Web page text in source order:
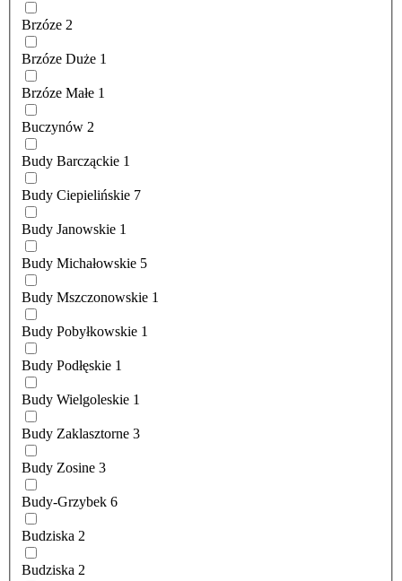
Brzóze 2
Brzóze Duże 1
Brzóze Małe 1
Buczynów 2
Budy Barcząckie 1
Budy Ciepielińskie 7
Budy Janowskie 1
Budy Michałowskie 5
Budy Mszczonowskie 1
Budy Pobyłkowskie 1
Budy Podłęskie 1
Budy Wielgoleskie 1
Budy Zaklasztorne 3
Budy Zosine 3
Budy-Grzybek 6
Budziska 2
Budziska 2